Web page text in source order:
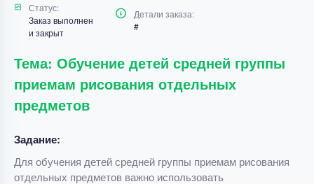
Статус:
Заказ выполнен
и закрыт
Детали заказа:
#
Тема: Обучение детей средней группы
приемам рисования отдельных
предметов
Задание:
Для обучения детей средней группы приемам рисования
отдельных предметов важно использовать